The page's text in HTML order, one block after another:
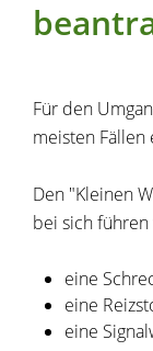
Für den
meisten
Den "Kleinen
bei sich
eine
eine
eine